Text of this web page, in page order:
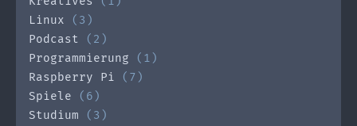
Linux (3)
Podcast (2)
Programmierung (1)
Raspberry Pi (7)
Spiele (6)
Studium (3)